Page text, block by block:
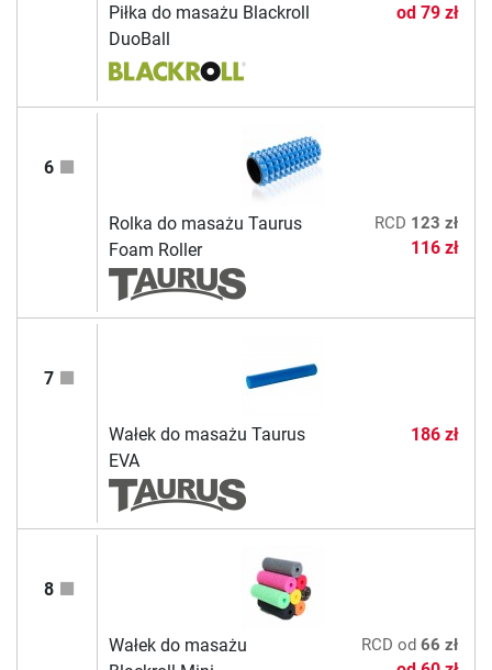
Piłka do masażu Blackroll
DuoBall
od 79 zł
6
Rolka do masażu Taurus
Foam Roller
RCD 123 zł
116 zł
7
Wałek do masażu Taurus
EVA
186 zł
8
Wałek do masażu
RCD od 66 zł